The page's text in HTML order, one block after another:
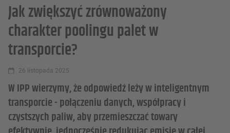
Jak zwiększyć zrównoważony
charakter poolingu palet w
transporcie?
26 listopada 2025
W IPP wierzymy, że odpowiedź leży w inteligentnym
transporcie - połączeniu danych, współpracy i
czystszych paliw, aby przemieszczać towary